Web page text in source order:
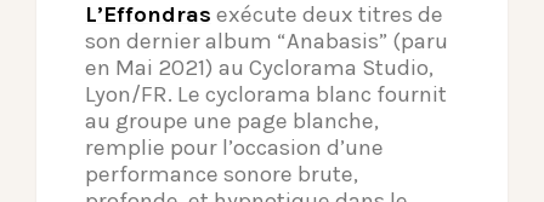
L’Effondras exécute deux titres de
son dernier album “Anabasis” (paru
en Mai 2021) au Cyclorama Studio,
Lyon/FR. Le cyclorama blanc fournit
au groupe une page blanche,
remplie pour l’occasion d’une
performance sonore brute,